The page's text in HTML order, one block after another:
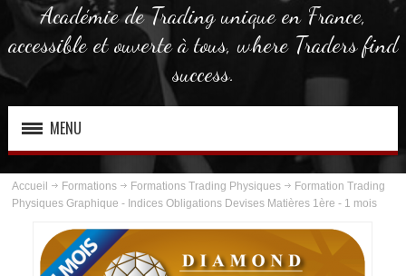
Académie de Trading unique en France,
accessible et ouverte à tous, where Traders find
success.
MENU
ABOUT US
PLANNING
Accueil Formations Formations Trading Physiques
Formation Trading
Physiques Graphique - Indices Obligations Devises Matières 1ère - 1 mois